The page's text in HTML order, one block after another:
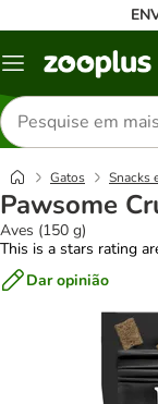
Menu
Pesquisar
produtos
Gatos Snacks
Pawsome
Aves (150 g)
This is a stars rating
Dar opinião